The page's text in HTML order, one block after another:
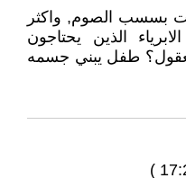
بسسب الصوم, واكثر
الذين يحتاجون
طفل يبني جسمه